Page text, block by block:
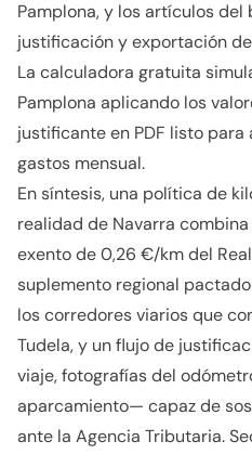
Pamplona, y los artículos del
justificación y exportación
La calculadora gratuita
Pamplona aplicando los
justificante en PDF listo
gastos mensual.
En síntesis, una política de
realidad de Navarra
exento de 0,26 €/km del
suplemento regional
los corredores viarios que
Tudela, y un flujo de
viaje, fotografías del
aparcamiento— capaz de
ante la Agencia Tributaria.